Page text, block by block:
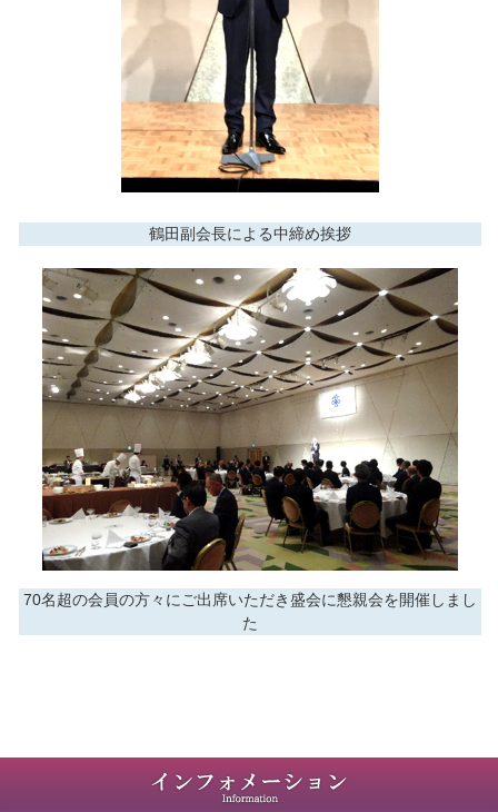
鶴田副会長による中締め挨拶
70名超の会員の方々にご出席いただき盛会に懇親会を開催しまし
た